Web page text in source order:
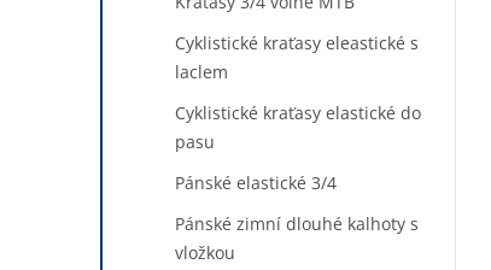
Cyklistické kraťasy eleastické s
laclem
Cyklistické kraťasy elastické do
pasu
Pánské elastické 3/4
Pánské zimní dlouhé kalhoty s
vložkou